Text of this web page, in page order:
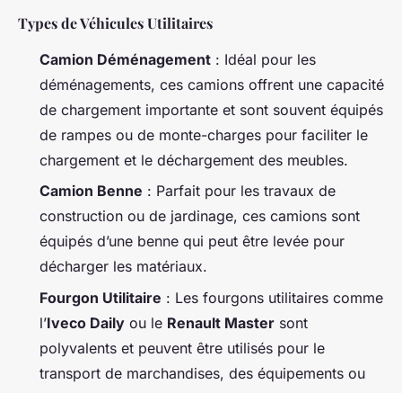
Types de Véhicules Utilitaires
Camion Déménagement : Idéal pour les
déménagements, ces camions offrent une capacité
de chargement importante et sont souvent équipés
de rampes ou de monte-charges pour faciliter le
chargement et le déchargement des meubles.
Camion Benne : Parfait pour les travaux de
construction ou de jardinage, ces camions sont
équipés d’une benne qui peut être levée pour
décharger les matériaux.
Fourgon Utilitaire : Les fourgons utilitaires comme
l’Iveco Daily ou le Renault Master sont
polyvalents et peuvent être utilisés pour le
transport de marchandises, des équipements ou